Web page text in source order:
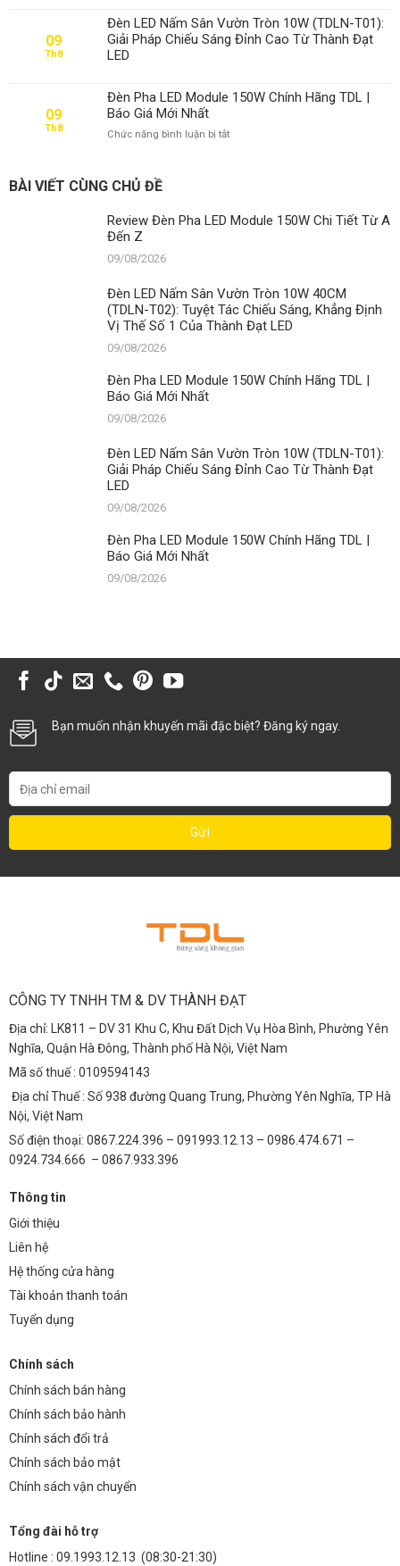
ZPha
LED
Module
Hãng
Báo
09
Th8
Đèn LED Nấm Sân Vườn Tròn 10W (TDLN-T01):
Giải Pháp Chiếu Sáng Đỉnh Cao Từ Thành Đạt
LED
09
Th8
Đèn Pha LED Module 150W Chính Hãng TDL |
Báo Giá Mới Nhất
Chức năng bình luận bị tắtở
Chính
Báo
Giá
Mới
Nhất
BÀI VIẾT CÙNG CHỦ ĐỀ
Review Đèn Pha LED Module 150W Chi Tiết Từ A
Đến Z
09/08/2026
Đèn LED Nấm Sân Vườn Tròn 10W 40CM
(TDLN-T02): Tuyệt Tác Chiếu Sáng, Khẳng Định
Vị Thế Số 1 Của Thành Đạt LED
09/08/2026
Đèn Pha LED Module 150W Chính Hãng TDL |
Báo Giá Mới Nhất
09/08/2026
Đèn LED Nấm Sân Vườn Tròn 10W (TDLN-T01):
Giải Pháp Chiếu Sáng Đỉnh Cao Từ Thành Đạt
LED
09/08/2026
Đèn Pha LED Module 150W Chính Hãng TDL |
Báo Giá Mới Nhất
09/08/2026
Bạn muốn nhận khuyến mãi đặc biệt? Đăng ký ngay.
CÔNG TY TNHH TM & DV THÀNH ĐẠT
Địa chỉ: LK811 – DV 31 Khu C, Khu Đất Dịch Vụ Hòa Bình, Phường Yên
Nghĩa, Quận Hà Đông, Thành phố Hà Nội, Việt Nam
Mã số thuế : 0109594143
Địa chỉ Thuế : Số 938 đường Quang Trung, Phường Yên Nghĩa, TP Hà
Nội, Việt Nam
Số điện thoại: 0867.224.396 – 091993.12.13 – 0986.474.671 –
0924.734.666 – 0867.933.396
Thông tin
Giới thiệu
Liên hệ
Hệ thống cửa hàng
Tài khoản thanh toán
Tuyển dụng
Chính sách
Chính sách bán hàng
Chính sách bảo hành
Chính sách đổi trả
Chính sách bảo mật
Chính sách vận chuyển
Tổng đài hỗ trợ
Hotline : 09.1993.12.13 (08:30-21:30)